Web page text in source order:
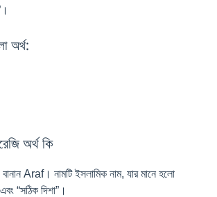
অর্থ:
অর্থ কি
Araf। নামটি ইসলামিক নাম, যার মানে হলো
“সঠিক দিশা”।